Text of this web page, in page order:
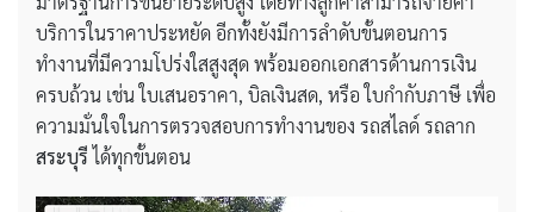
บริการในราคาประหยัด อีกทั้งยังมีการลำดับขั้นตอนการ
ทำงานที่มีความโปร่งใสสูงสุด พร้อมออกเอกสารด้านการเงิน
ครบถ้วน เช่น ใบเสนอราคา, บิลเงินสด, หรือ ใบกำกับภาษี เพื่อ
ความมั่นใจในการตรวจสอบการทำงานของ รถสไลด์ รถลาก
สระบุรีได้ทุกขั้นตอน